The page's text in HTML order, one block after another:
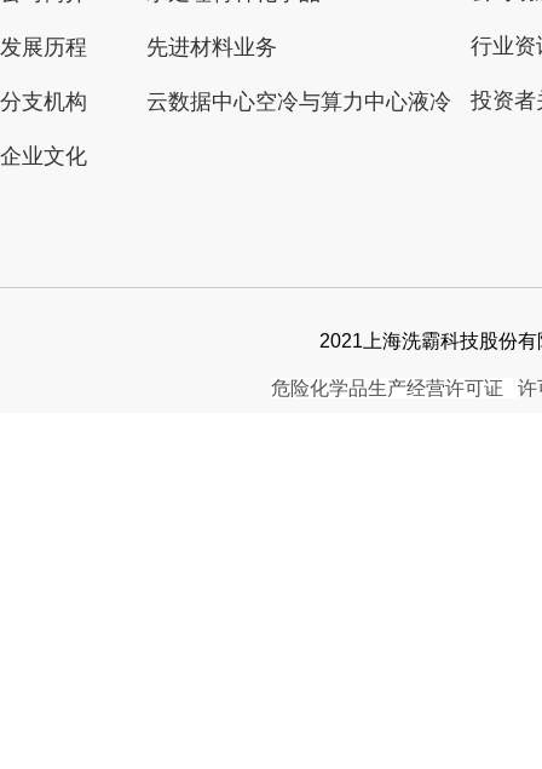
危险化学品生产经营许可证 许
行业资
投资者
2021上海洗霸科技股份
发展历程
分支机构
企业文化
先进材料业务
云数据中心空冷与算力中心液冷